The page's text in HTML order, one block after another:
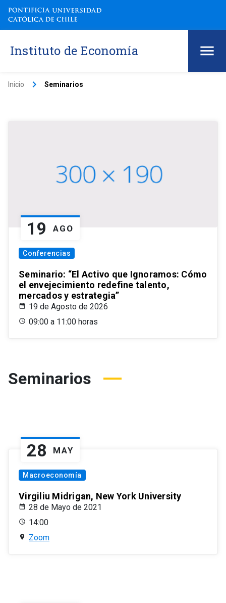
Instituto de Economía
Inicio keyboard_arrow_right Seminarios
19 AGO
Conferencias
Seminario: “El Activo que Ignoramos: Cómo
el envejecimiento redefine talento,
mercados y estrategia”
19 de Agosto de 2026
09:00 a 11:00 horas
Seminarios
28 MAY
Macroeconomía
Virgiliu Midrigan, New York University
28 de Mayo de 2021
14:00
Zoom